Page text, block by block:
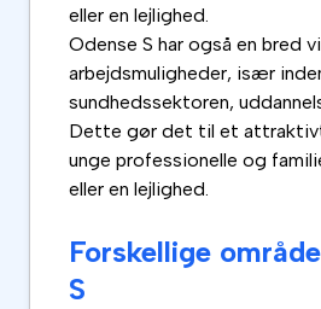
eller en lejlighed.
Odense S har også en bred
arbejdsmuligheder, især
sundhedssektoren,
Dette gør det til et
unge professionelle og
eller en lejlighed.
Forskellige
S